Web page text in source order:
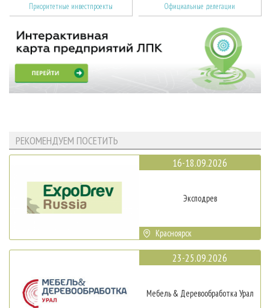
Приоритетные инвестпроекты Официальные делегации
РЕКОМЕНДУЕМ ПОСЕТИТЬ
16-18.09.2026
Эксподрев
Красноярск
23-25.09.2026
Мебель & Деревообработка Урал